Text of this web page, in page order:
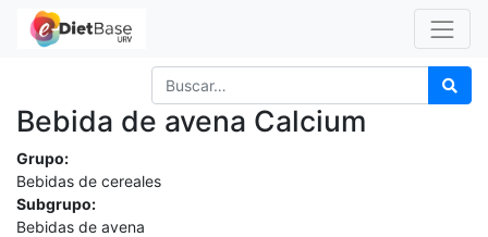
Bebida de avena Calcium
Grupo:
Bebidas de cereales
Subgrupo:
Bebidas de avena